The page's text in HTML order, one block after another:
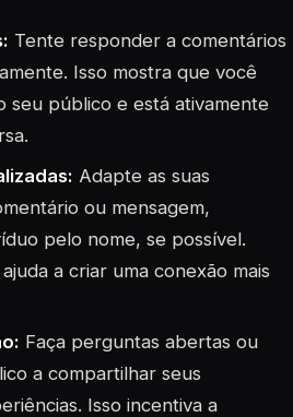
Tente responder a comentários
Isso mostra que você
seu público e está ativamente
Adapte as suas
ou mensagem,
pelo nome, se possível.
a criar uma conexão mais
Faça perguntas abertas ou
a compartilhar seus
Isso incentiva a